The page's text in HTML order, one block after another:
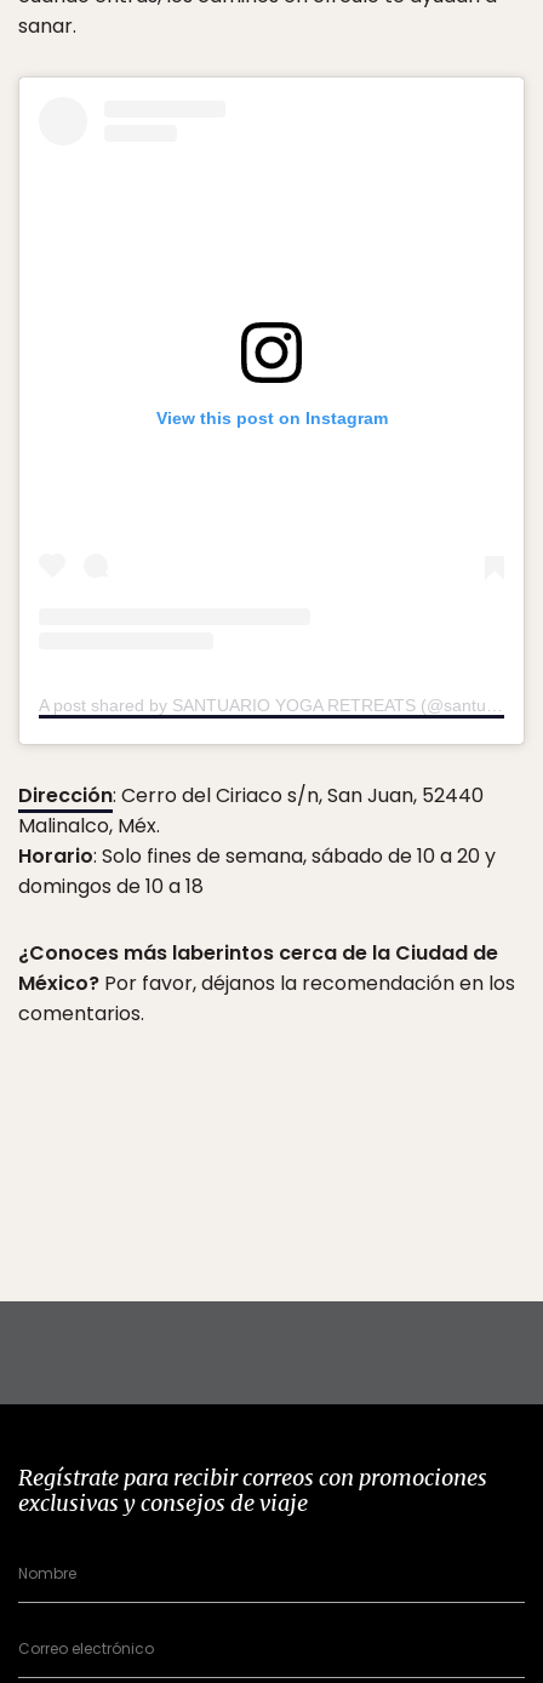
sanar.
View this post on Instagram
Dirección: Cerro del Ciriaco s/n, San Juan, 52440
Malinalco, Méx.
Horario: Solo fines de semana, sábado de 10 a 20 y
domingos de 10 a 18
¿Conoces más laberintos cerca de la Ciudad de
México? Por favor, déjanos la recomendación en los
comentarios.
Regístrate para recibir correos con promociones
exclusivas y consejos de viaje